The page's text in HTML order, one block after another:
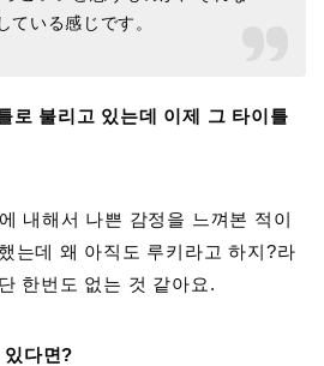
ている感じです。
로 불리고 있는데 이제 그 타이틀
내해서 나쁜 감정을 느껴본 적이
는데 왜 아직도 루키라고 하지?라
한번도 없는 것 같아요.
있다면?